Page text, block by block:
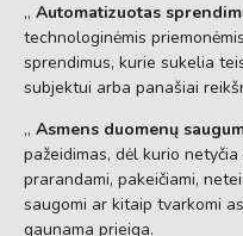
„ Automatizuotas
technologinėmis
sprendimus, kurie sukelia
subjektui arba panašiai
„ Asmens duomenų
pažeidimas, dėl kurio
prarandami, pakeičiami,
saugomi ar kitaip tvarkomi
gaunama prieiga.